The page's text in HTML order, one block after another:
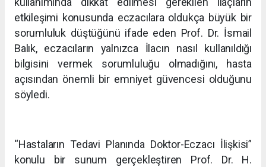
etkileşimi konusunda eczacılara oldukça büyük bir
sorumluluk düştüğünü ifade eden Prof. Dr. İsmail
Balık, eczacıların yalnızca İlacın nasıl kullanıldığı
bilgisini vermek sorumluluğu olmadığını, hasta
açısından önemli bir emniyet güvencesi olduğunu
söyledi.
“Hastaların Tedavi Planında Doktor-Eczacı İlişkisi”
konulu bir sunum gerçekleştiren Prof. Dr. H.